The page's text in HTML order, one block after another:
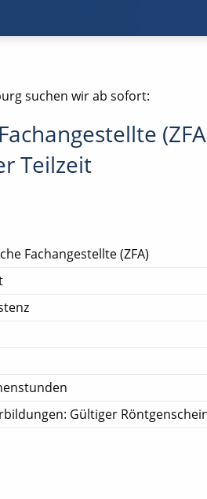
suchen wir ab sofort:
Teilzeit
Fachangestellte (ZFA)
Gültiger